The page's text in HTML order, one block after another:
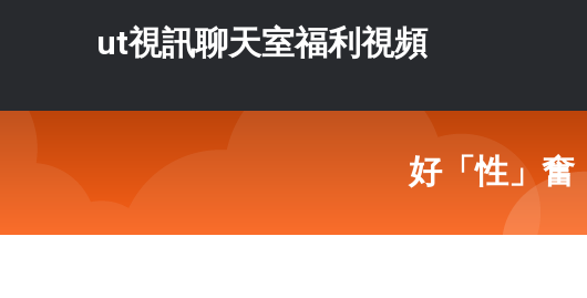
ut視訊聊天室福利視頻
好「性」